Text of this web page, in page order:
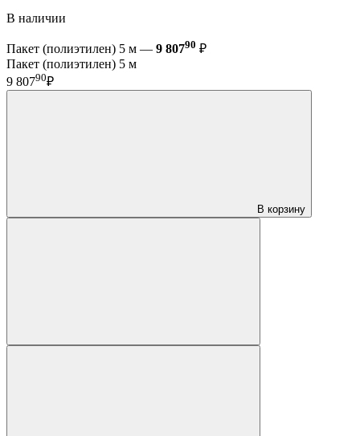
В наличии
Пакет (полиэтилен) 5 м — 9 80790 ₽
Пакет (полиэтилен) 5 м
9 80790₽
В корзину